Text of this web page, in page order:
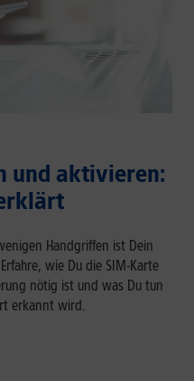
und aktivieren:
Handgriffen ist Dein
wie Du die SIM-Karte
nötig ist und was Du tun
erkannt wird.